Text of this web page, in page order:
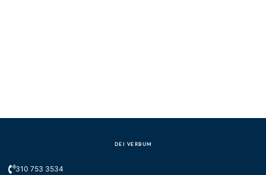
DEI VERBUM
310 753 3534